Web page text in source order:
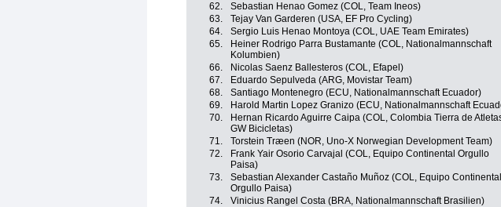
62. Sebastian Henao Gomez (COL, Team Ineos)
63.
Tejay Van Garderen (USA, EF Pro Cycling)
64.
Sergio Luis Henao Montoya (COL, UAE Team Emirates)
65.
Heiner Rodrigo Parra Bustamante (COL, Nationalmannschaft
Kolumbien)
66. Nicolas Saenz Ballesteros (COL, Efapel)
67.
Eduardo Sepulveda (ARG, Movistar Team)
68.
Santiago Montenegro (ECU, Nationalmannschaft Ecuador)
69.
Harold Martin Lopez Granizo (ECU, Nationalmannschaft
70.
Hernan Ricardo Aguirre Caipa (COL, Colombia Tierra de
GW Bicicletas)
71. Torstein Træen (NOR, Uno-X Norwegian Development Team)
72.
Frank Yair Osorio Carvajal (COL, Equipo Continental Orgullo
Paisa)
73.
Sebastian Alexander Castaño Muñoz (COL, Equipo Continental
Orgullo Paisa)
74. Vinicius Rangel Costa (BRA, Nationalmannschaft Brasilien)